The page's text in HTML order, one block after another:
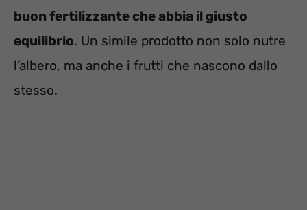
buon fertilizzante che abbia il giusto
equilibrio. Un simile prodotto non solo nutre
l’albero, ma anche i frutti che nascono dallo
stesso.